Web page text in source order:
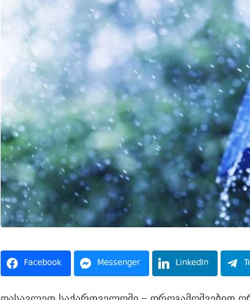
Facebook Messenger LinkedIn